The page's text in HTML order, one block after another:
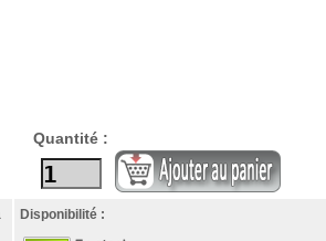
Quantité :
Disponibilité :